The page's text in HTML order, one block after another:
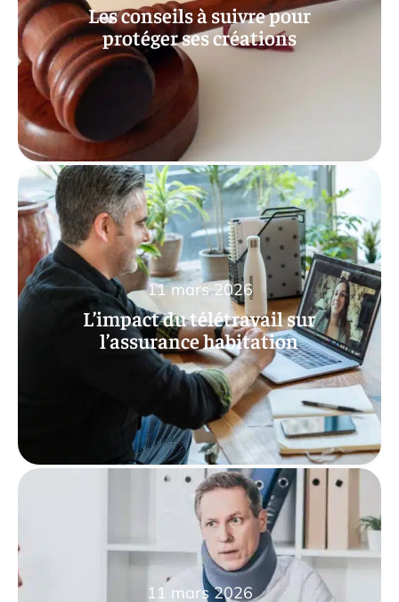
Les conseils à suivre pour
protéger ses créations
L’impact du télétravail sur
l’assurance habitation
11 mars 2026
11 mars 2026